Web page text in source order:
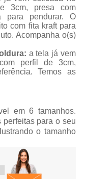
3cm, presa com
para pendurar. O
com fita kraft para
Acompanha o(s)
a tela já vem
perfil de 3cm,
Temos as
em 6 tamanhos.
perfeitas para o seu
o tamanho